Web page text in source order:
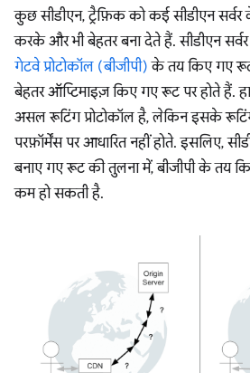
कुछ सीडीएन, ट्रैफ़िक को कई सीडीएन
करके और भी बेहतर बना देते हैं. सीडीएन
गेटवे प्रोटोकॉल (बीजीपी) के तय किए गए
बेहतर ऑप्टिमाइज़ किए गए रूट पर होते हैं.
असल रूटिंग प्रोटोकॉल है, लेकिन इसके
परफ़ॉर्मेंस पर आधारित नहीं होते. इसलिए,
बनाए गए रूट की तुलना में, बीजीपी के तय
कम हो सकती है.